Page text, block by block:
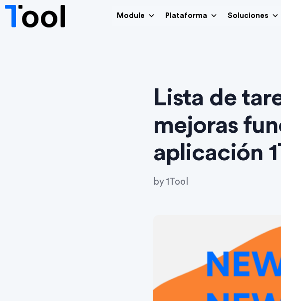
Module Plataforma Soluciones
Lista de
mejoras
aplicación
by1Tool